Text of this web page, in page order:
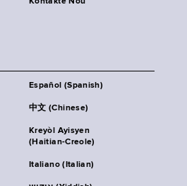
Español (Spanish)
中文 (Chinese)
Kreyòl Ayisyen
(Haitian-Creole)
Italiano (Italian)